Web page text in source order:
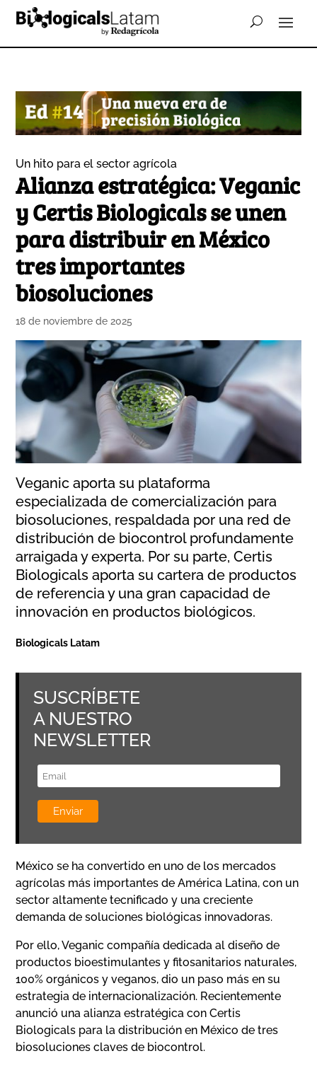
Un hito para el sector agrícola
Alianza estratégica: Veganic
y Certis Biologicals se unen
para distribuir en México
tres importantes
biosoluciones
18 de noviembre de 2025
Veganic aporta su plataforma
especializada de comercialización para
biosoluciones, respaldada por una red de
distribución de biocontrol profundamente
arraigada y experta. Por su parte, Certis
Biologicals aporta su cartera de productos
de referencia y una gran capacidad de
innovación en productos biológicos.
Biologicals Latam
SUSCRÍBETE
A NUESTRO
NEWSLETTER
México se ha convertido en uno de los mercados
agrícolas más importantes de América Latina, con un
sector altamente tecnificado y una creciente
demanda de soluciones biológicas innovadoras.
Por ello, Veganic compañía dedicada al diseño de
productos bioestimulantes y fitosanitarios naturales,
100% orgánicos y veganos, dio un paso más en su
estrategia de internacionalización. Recientemente
anunció una alianza estratégica con Certis
Biologicals para la distribución en México de tres
biosoluciones claves de biocontrol.